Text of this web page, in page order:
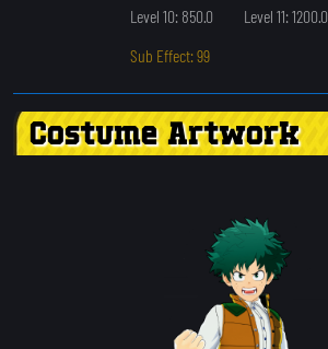
Level 10: 850.0
Level 11: 1200.0
Sub Effect: 99
Costume Artwork